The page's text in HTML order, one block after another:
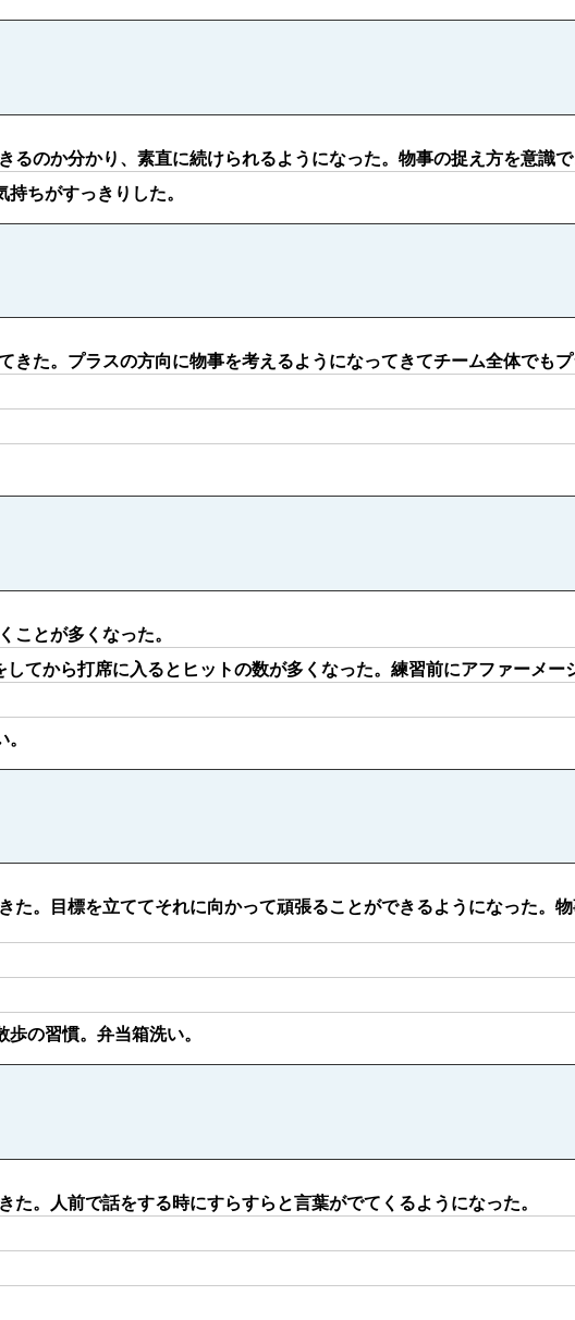
るのか分かり、素直に続けられるようになった。物事の捉え方を意識で
持ちがすっきりした。
きた。プラスの方向に物事を考えるようになってきてチーム全体でもプ
ことが多くなった。
てから打席に入るとヒットの数が多くなった。練習前にアファーメー
た。目標を立ててそれに向かって頑張ることができるようになった。
の習慣。弁当箱洗い。
た。人前で話をする時にすらすらと言葉がでてくるようになった。